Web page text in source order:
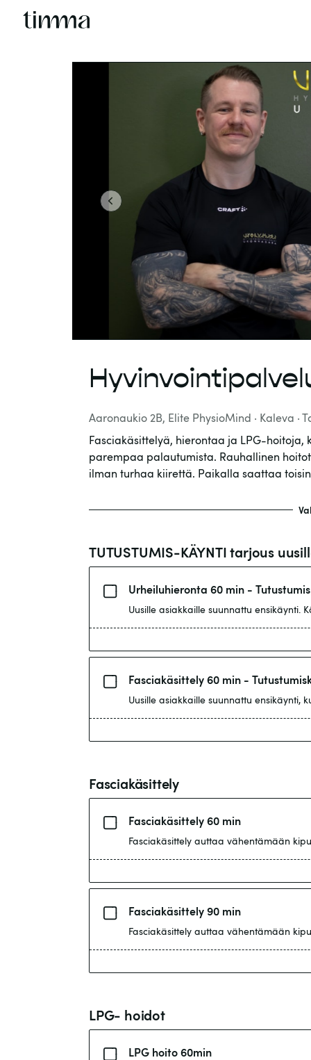
Previous
Aaronaukio 2B, Elite PhysioMind · Kaleva ·
Fasciakäsittelyä, hierontaa ja LPG-
parempaa palautumista. Rauhallinen
ilman turhaa kiirettä. Paikalla saattaa
TUTUSTUMIS-KÄYNTI tarjous
Urheiluhieronta 60 min -
Uusille asiakkaille suunnattu ensikäynti.
Fasciakäsittely 60 min -
Uusille asiakkaille suunnattu
Fasciakäsittely
Fasciakäsittely 60 min
Fasciakäsittely auttaa vähentämään
Fasciakäsittely 90 min
Fasciakäsittely auttaa vähentämään
LPG- hoidot
LPG hoito 60min